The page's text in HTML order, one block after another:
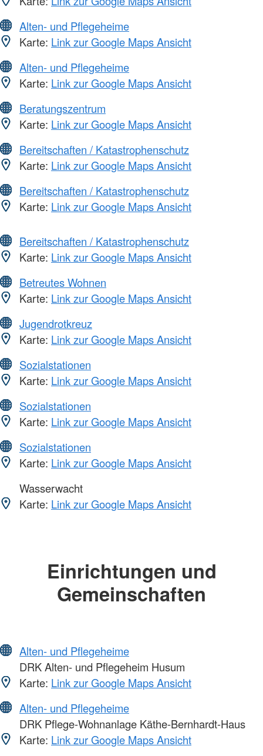
Alten- und Pflegeheime
Karte: Link zur Google Maps Ansicht
Alten- und Pflegeheime
Karte: Link zur Google Maps Ansicht
Beratungszentrum
Karte: Link zur Google Maps Ansicht
Bereitschaften / Katastrophenschutz
Karte: Link zur Google Maps Ansicht
Bereitschaften / Katastrophenschutz
Karte: Link zur Google Maps Ansicht
Bereitschaften / Katastrophenschutz
Karte: Link zur Google Maps Ansicht
Betreutes Wohnen
Karte: Link zur Google Maps Ansicht
Jugendrotkreuz
Karte: Link zur Google Maps Ansicht
Sozialstationen
Karte: Link zur Google Maps Ansicht
Sozialstationen
Karte: Link zur Google Maps Ansicht
Sozialstationen
Karte: Link zur Google Maps Ansicht
Wasserwacht
Karte: Link zur Google Maps Ansicht
Einrichtungen und
Gemeinschaften
Alten- und Pflegeheime
DRK Alten- und Pflegeheim Husum
Karte: Link zur Google Maps Ansicht
Alten- und Pflegeheime
DRK Pflege-Wohnanlage Käthe-Bernhardt-Haus
Karte: Link zur Google Maps Ansicht